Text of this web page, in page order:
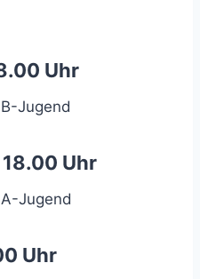
Uhr
Jugend
Uhr
Jugend
Uhr